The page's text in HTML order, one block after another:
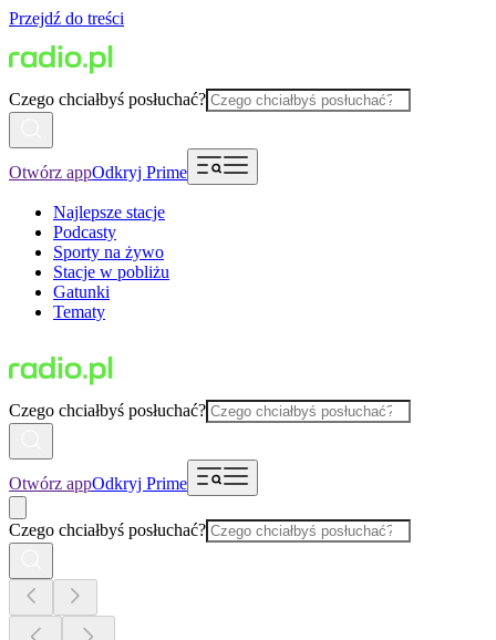
Przejdź do treści
Czego chciałbyś posłuchać?
Otwórz appOdkryj Prime
Najlepsze stacje
Podcasty
Sporty na żywo
Stacje w pobliżu
Gatunki
Tematy
Czego chciałbyś posłuchać?
Otwórz appOdkryj Prime
Czego chciałbyś posłuchać?